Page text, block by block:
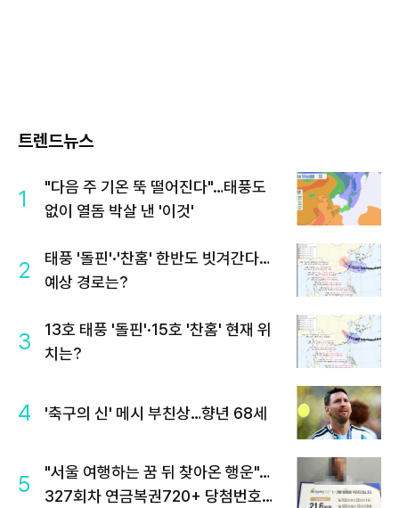
트렌드뉴스
1
"다음 주 기온 뚝 떨어진다"…태풍도
없이 열돔 박살 낸 '이것'
2
태풍 '돌핀'·'찬홈' 한반도 빗겨간다…
예상 경로는?
3
13호 태풍 '돌핀'·15호 '찬홈' 현재 위
치는?
4 '축구의 신' 메시 부친상…향년 68세
5
"서울 여행하는 꿈 뒤 찾아온 행운"…
327회차 연금복권720+ 당첨번호조